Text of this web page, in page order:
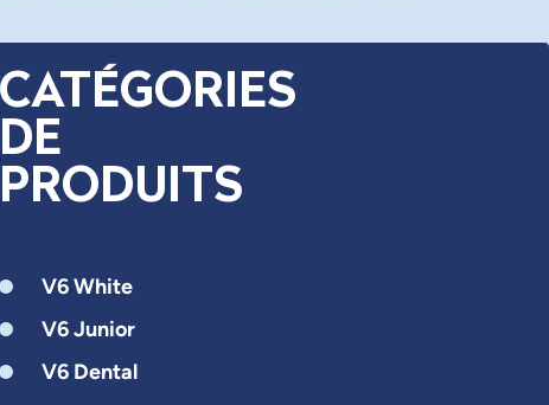
CATÉGORIES
DE
PRODUITS
V6 White
V6 Junior
V6 Dental